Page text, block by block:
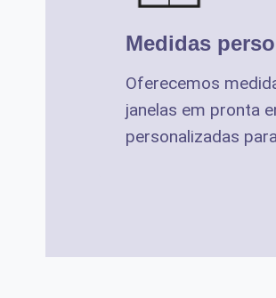
Medidas
Oferecemos
janelas em pronta
personalizadas